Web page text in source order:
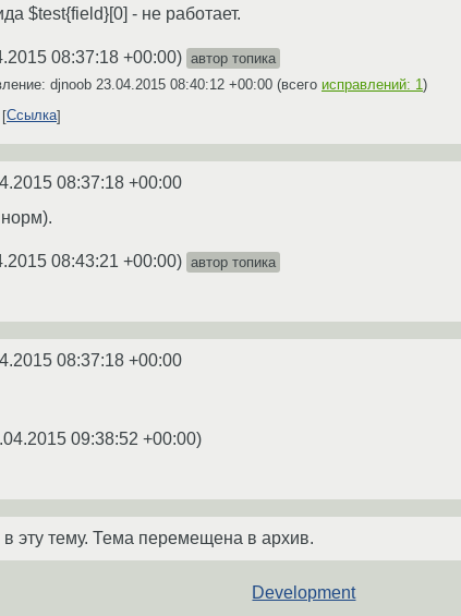
$test{field}[0] - не работает.
08:37:18 +00:00) автор топика
djnoob 23.04.2015 08:40:12 +00:00 (всего исправлений: 1 )
Ссылка
08:37:18 +00:00
08:43:21 +00:00) автор топика
08:37:18 +00:00
09:38:52 +00:00)
эту тему. Тема перемещена в архив.
Development